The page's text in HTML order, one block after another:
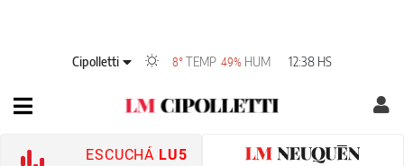
Cipolletti 8°TEMP 49% HUM 12:38 HS
ESCUCHÁ LU5